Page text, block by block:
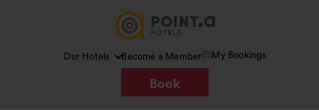
Our Hotels Become a Member My Bookings
Book